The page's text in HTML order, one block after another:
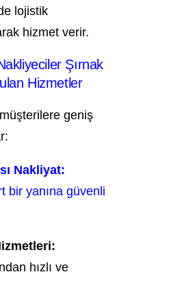
lojistik
hizmet verir.
Şırnak
Hizmetler
geniş
Nakliyat:
bir yanına güvenli
hızlı ve